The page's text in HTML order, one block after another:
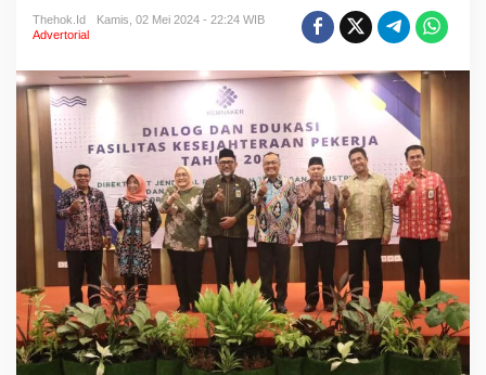
u
r
m
n
:
P
r
o
g
r
m
D
u
m
i
Thehok.id
Kamis, 02 Mei 2024 - 22:24 WIB
Advertorial